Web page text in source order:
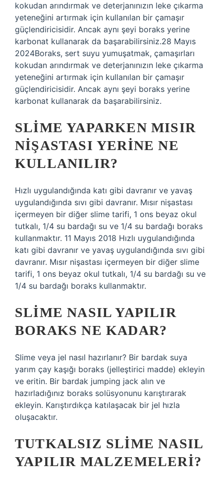
kokudan arındırmak ve deterjanınızın leke çıkarma
yeteneğini artırmak için kullanılan bir çamaşır
güçlendiricisidir. Ancak aynı şeyi boraks yerine
karbonat kullanarak da başarabilirsiniz.28 Mayıs
2024Boraks, sert suyu yumuşatmak, çamaşırları
kokudan arındırmak ve deterjanınızın leke çıkarma
yeteneğini artırmak için kullanılan bir çamaşır
güçlendiricisidir. Ancak aynı şeyi boraks yerine
karbonat kullanarak da başarabilirsiniz.
SLIME YAPARKEN MISIR
NIŞASTASI YERINE NE
KULLANILIR?
Hızlı uygulandığında katı gibi davranır ve yavaş
uygulandığında sıvı gibi davranır. Mısır nişastası
içermeyen bir diğer slime tarifi, 1 ons beyaz okul
tutkalı, 1/4 su bardağı su ve 1/4 su bardağı boraks
kullanmaktır. 11 Mayıs 2018 Hızlı uygulandığında
katı gibi davranır ve yavaş uygulandığında sıvı gibi
davranır. Mısır nişastası içermeyen bir diğer slime
tarifi, 1 ons beyaz okul tutkalı, 1/4 su bardağı su ve
1/4 su bardağı boraks kullanmaktır.
SLIME NASIL YAPILIR
BORAKS NE KADAR?
Slime veya jel nasıl hazırlanır? Bir bardak suya
yarım çay kaşığı boraks (jelleştirici madde) ekleyin
ve eritin. Bir bardak jumping jack alın ve
hazırladığınız boraks solüsyonunu karıştırarak
ekleyin. Karıştırdıkça katılaşacak bir jel hızla
oluşacaktır.
TUTKALSIZ SLIME NASIL
YAPILIR MALZEMELERI?